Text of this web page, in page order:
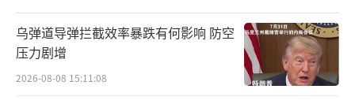
乌弹道导弹拦截效率暴跌有何影响 防空
压力剧增
2026-08-08 15:11:08